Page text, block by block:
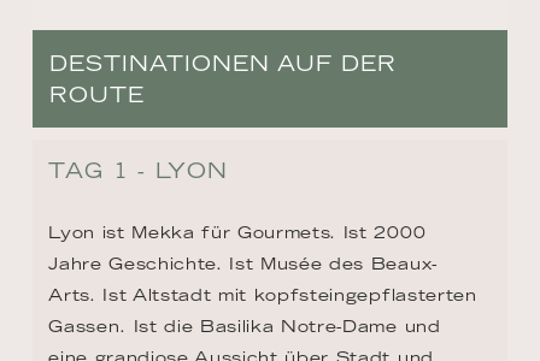
DESTINATIONEN AUF DER
ROUTE
TAG 1 - LYON
Lyon ist Mekka für Gourmets. Ist 2000
Jahre Geschichte. Ist Musée des Beaux-
Arts. Ist Altstadt mit kopfsteingepflasterten
Gassen. Ist die Basilika Notre-Dame und
eine grandiose Aussicht über Stadt und